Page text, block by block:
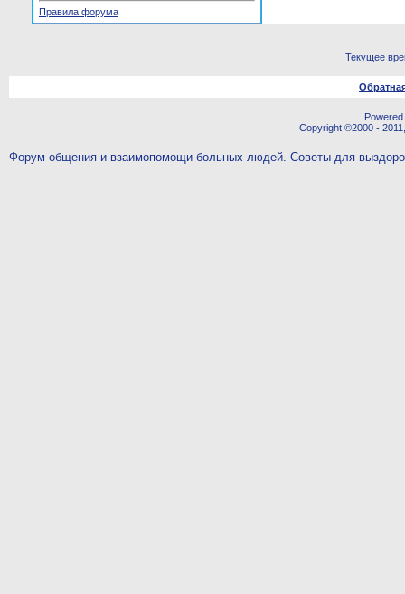
Правила форума
Текущее
Copyright ©2000 -
Форум общения и взаимопомощи больных людей. Советы для